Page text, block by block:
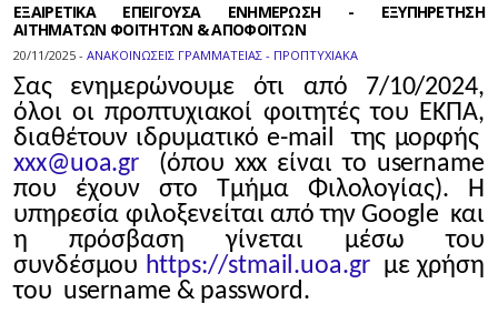
ΕΞΑΙΡΕΤΙΚΑ ΕΠΕΙΓΟΥΣΑ ΕΝΗΜΕΡΩΣΗ - ΕΞΥΠΗΡΕΤΗΣΗ
ΑΙΤΗΜΑΤΩΝ ΦΟΙΤΗΤΩΝ & ΑΠΟΦΟΙΤΩΝ
20/11/2025 - ΑΝΑΚΟΙΝΩΣΕΙΣ ΓΡΑΜΜΑΤΕΙΑΣ - ΠΡΟΠΤΥΧΙΑΚΑ
Σας ενημερώνουμε ότι από 7/10/2024,
όλοι οι προπτυχιακοί φοιτητές του ΕΚΠΑ,
διαθέτουν ιδρυματικό e-mail της μορφής
xxx@uoa.gr (όπου xxx είναι το username
που έχουν στο Τμήμα Φιλολογίας). Η
υπηρεσία φιλοξενείται από την Google και
η πρόσβαση γίνεται μέσω του
συνδέσμου https://stmail.uoa.grμε χρήση
του username & password.